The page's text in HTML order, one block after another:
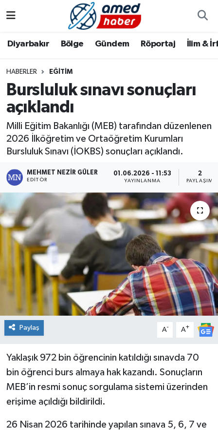
Diyarbakır Bölge Gündem Röportaj İlim &
HABERLER EĞITIM
Bursluluk sınavı sonuçları
açıklandı
Milli Eğitim Bakanlığı (MEB) tarafından düzenlenen
2026 İlköğretim ve Ortaöğretim Kurumları
Bursluluk Sınavı (İOKBS) sonuçları açıklandı.
MEHMET NEZIR GÜLER
EDITÖR
01.06.2026 - 11:53
YAYINLANMA
2
PAYLAŞIM
Paylaş A- A+
Yaklaşık 972 bin öğrencinin katıldığı sınavda 70
bin öğrenci burs almaya hak kazandı. Sonuçların
MEB’in resmi sonuç sorgulama sistemi üzerinden
erişime açıldığı bildirildi.
26 Nisan 2026 tarihinde yapılan sınava 5, 6, 7 ve
Bölge
Röportaj
Foto Galeri
Yazarlar
Aile
Asayiş
Bilim & Teknoloji
Bölge
Ekonomi
Genel
Güncel
Gündem
İlim & İrfan
Kültür & Sanat
KURDÎ
Sağlık
Diyarbakır Hava Durumu
Diyarbakır Namaz Vakitleri
Diyarbakır Trafik Yoğunluk Haritası
Süper Lig Puan Durumu ve Fikstür
Haber Arşivi